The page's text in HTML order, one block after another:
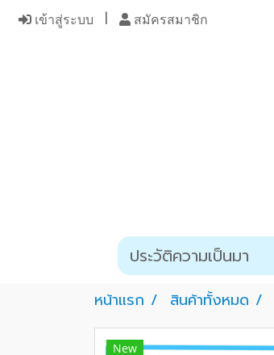
เข้าสู่ระบบ สมัครสมาชิก
ประวัติความเป็นมา
หน้าแรก สินค้าทั้งหมด
New